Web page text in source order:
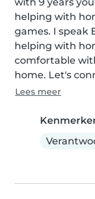
helping with
games. I speak
helping with
comfortable
home. Let's
Lees meer